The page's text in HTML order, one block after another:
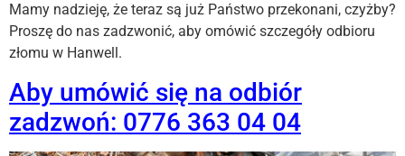
Mamy nadzieję, że teraz są już Państwo przekonani, czyżby?
Proszę do nas zadzwonić, aby omówić szczegóły odbioru
złomu w Hanwell.
Aby umówić się na odbiór
zadzwoń: 0776 363 04 04